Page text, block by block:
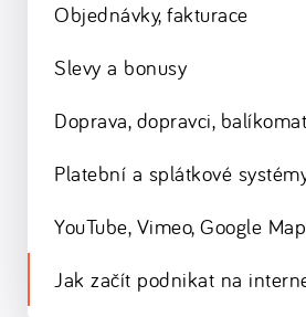
Objednávky, fakturace
Slevy a bonusy
Doprava, dopravci,
Platební a splátkové
YouTube, Vimeo, Google
Jak začít podnikat na